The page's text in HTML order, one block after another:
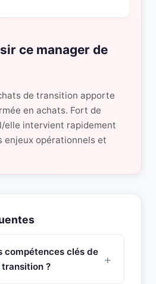
ce manager de
de transition apporte
en achats. Fort de
elle intervient rapidement
enjeux opérationnels et
compétences clés de
?